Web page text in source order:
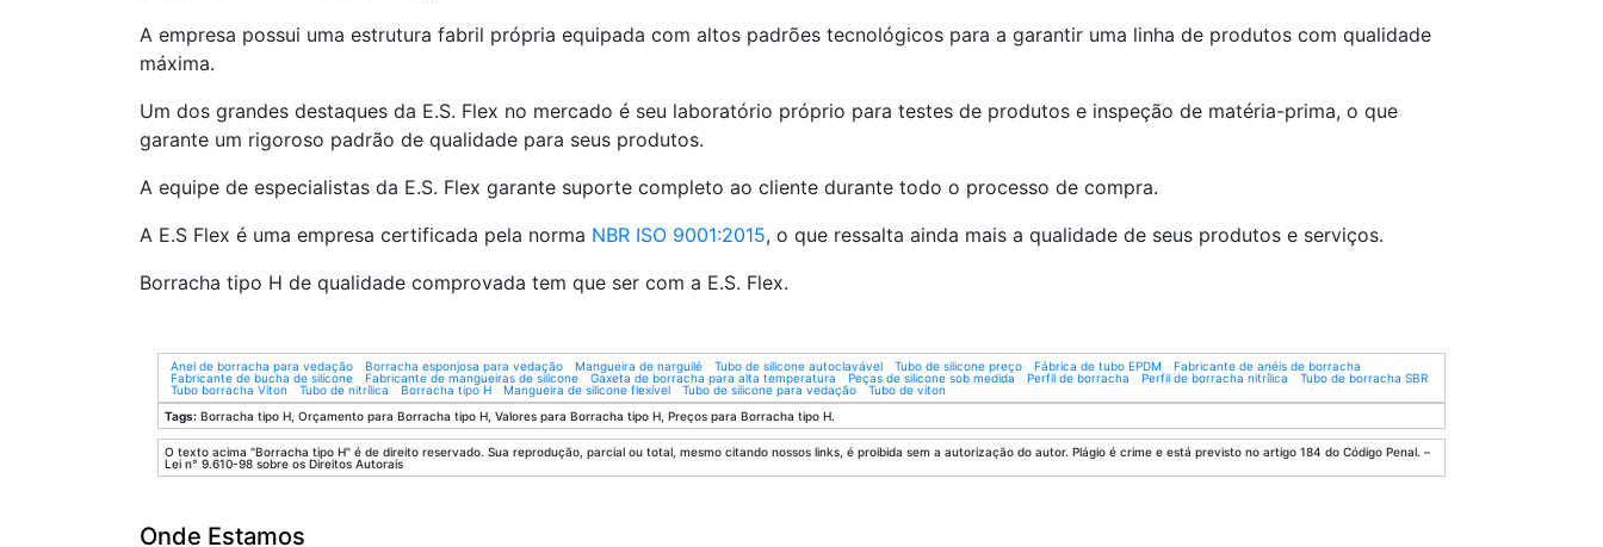
A empresa possui uma estrutura fabril própria equipada com altos padrões tecnológicos para a garantir uma linha de produtos com qualidade
máxima.
Um dos grandes destaques da E.S. Flex no mercado é seu laboratório próprio para testes de produtos e inspeção de matéria-prima, o que
garante um rigoroso padrão de qualidade para seus produtos.
A equipe de especialistas da E.S. Flex garante suporte completo ao cliente durante todo o processo de compra.
A E.S Flex é uma empresa certificada pela norma NBR ISO 9001:2015, o que ressalta ainda mais a qualidade de seus produtos e serviços.
Borracha tipo H de qualidade comprovada tem que ser com a E.S. Flex.
Anel de borracha para vedação Borracha esponjosa para vedação Mangueira de narguilé Tubo de silicone autoclavável Tubo de silicone preço Fábrica de tubo EPDM
Fabricante de anéis de borracha
Fabricante de bucha de silicone
Fabricante de mangueiras de silicone Gaxeta de borracha para alta temperatura Peças de silicone sob medida Perfil de borracha Perfil de borracha nitrílica
Tubo de borracha SBR
Tubo borracha Viton
Tubo de nitrílica Borracha tipo H Mangueira de silicone flexível Tubo de silicone para vedação
Tubo de viton
Tags: Borracha tipo H, Orçamento para Borracha tipo H, Valores para Borracha tipo H, Preços para Borracha tipo H.
O texto acima "Borracha tipo H" é de direito reservado. Sua reprodução, parcial ou total, mesmo citando nossos links, é proibida sem a autorização do autor. Plágio é crime e está previsto no artigo 184 do Código Penal. –
Lei n° 9.610-98 sobre os Direitos Autorais
Onde Estamos